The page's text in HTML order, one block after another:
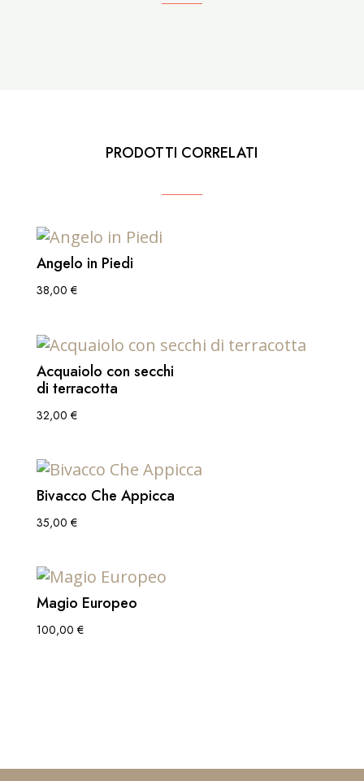
PRODOTTI CORRELATI
Angelo in Piedi
38,00 €
Acquaiolo con secchi
di terracotta
32,00 €
Bivacco Che Appicca
35,00 €
Magio Europeo
100,00 €